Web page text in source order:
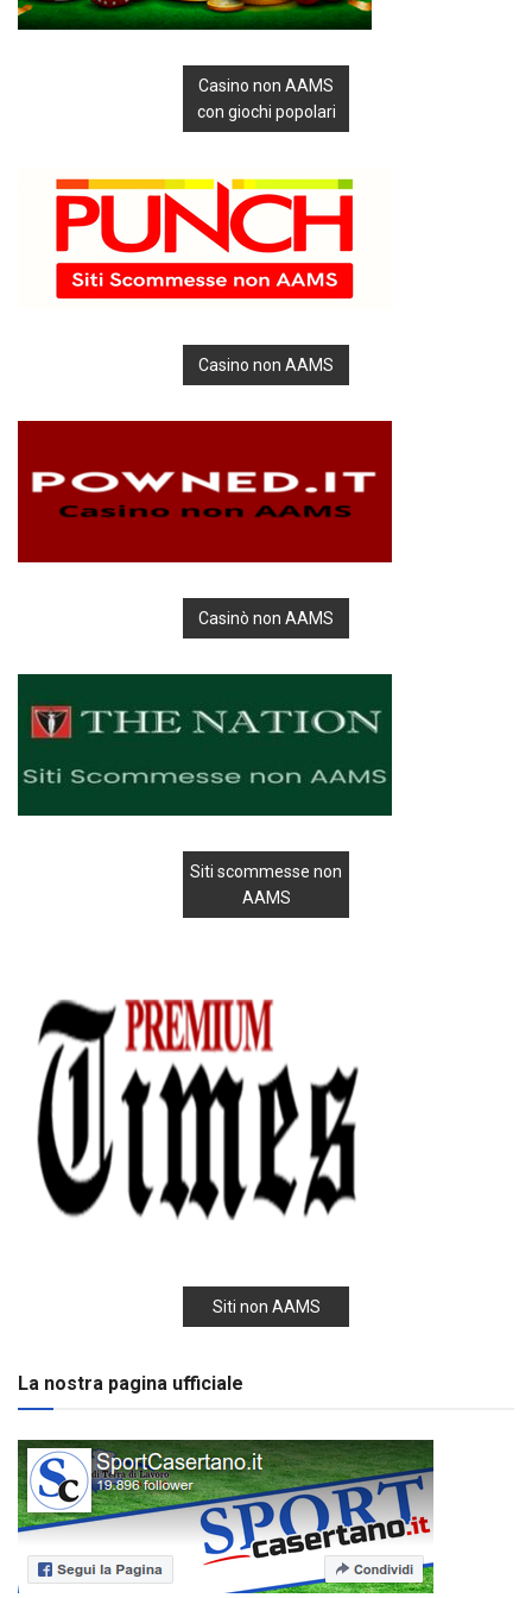
Casino non AAMS
con giochi popolari
Casino non AAMS
Casinò non AAMS
Siti scommesse non
AAMS
Siti non AAMS
La nostra pagina ufficiale